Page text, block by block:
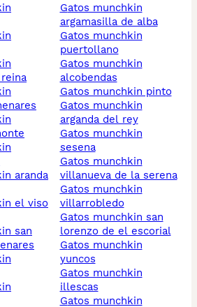
gatos munchkin
argamasilla de alba
gatos munchkin
puertollano
gatos munchkin
alcobendas
gatos munchkin pinto
gatos munchkin
arganda del rey
gatos munchkin
sesena
gatos munchkin
villanueva de la serena
gatos munchkin
villarrobledo
gatos munchkin san
lorenzo de el escorial
gatos munchkin
yuncos
gatos munchkin
illescas
gatos munchkin